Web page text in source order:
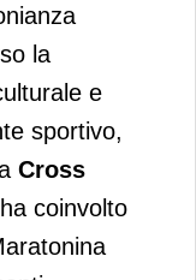
la
e
sportivo,
Cross
coinvolto